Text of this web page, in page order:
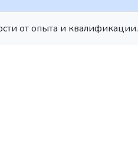
от опыта и квалификации.